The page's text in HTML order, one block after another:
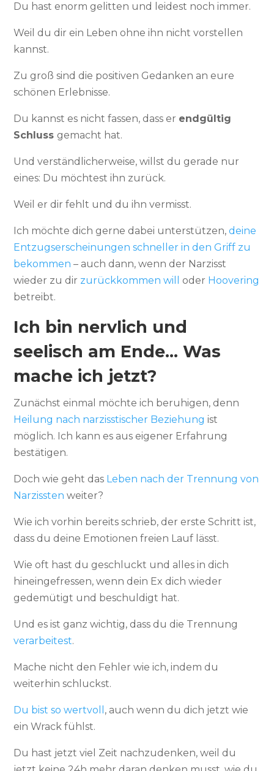
Du hast enorm gelitten und leidest noch immer.
Weil du dir ein Leben ohne ihn nicht vorstellen
kannst.
Zu groß sind die positiven Gedanken an eure
schönen Erlebnisse.
Du kannst es nicht fassen, dass er endgültig
Schluss gemacht hat.
Und verständlicherweise, willst du gerade nur
eines: Du möchtest ihn zurück.
Weil er dir fehlt und du ihn vermisst.
Ich möchte dich gerne dabei unterstützen,deine
Entzugserscheinungen schneller in den Griff zu
bekommen – auch dann, wenn der Narzisst
wieder zu dir zurückkommen will oder Hoovering
betreibt.
Ich bin nervlich und
seelisch am Ende… Was
mache ich jetzt?
Zunächst einmal möchte ich beruhigen, denn
Heilung nach narzisstischer Beziehung ist
möglich. Ich kann es aus eigener Erfahrung
bestätigen.
Doch wie geht das Leben nach der Trennung von
Narzissten weiter?
Wie ich vorhin bereits schrieb, der erste Schritt ist,
dass du deine Emotionen freien Lauf lässt.
Wie oft hast du geschluckt und alles in dich
hineingefressen, wenn dein Ex dich wieder
gedemütigt und beschuldigt hat.
Und es ist ganz wichtig, dass du die Trennung
verarbeitest.
Mache nicht den Fehler wie ich, indem du
weiterhin schluckst.
Du bist so wertvoll , auch wenn du dich jetzt wie
ein Wrack fühlst.
Du hast jetzt viel Zeit nachzudenken, weil du